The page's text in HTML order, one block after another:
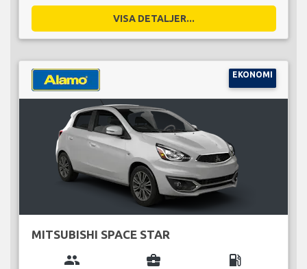
VISA DETALJER...
EKONOMI
MITSUBISHI SPACE STAR
group business_center local_gas_station